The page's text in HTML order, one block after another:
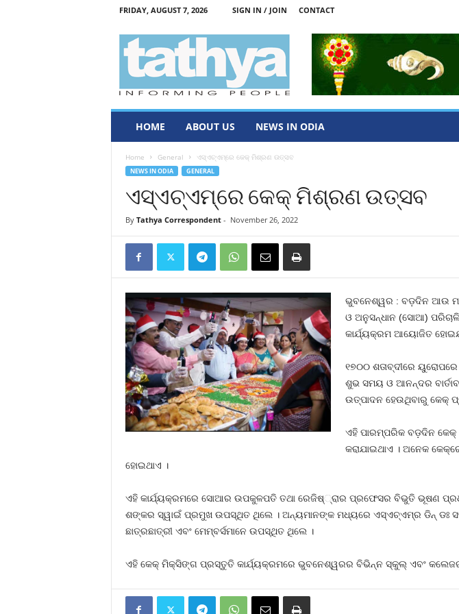
FRIDAY, AUGUST 7, 2026 SIGN IN / JOIN CONTACT
HOME ABOUT US NEWS IN ODIA
Home General ଏସ୍‌ଏଚ୍‌ଏମ୍‌ରେ କେକ୍ ମିଶ୍ରଣ ଉତ୍ସବ
NEWS IN ODIA GENERAL
ଏସ୍‌ଏଚ୍‌ଏମ୍‌ରେ କେକ୍ ମିଶ୍ରଣ ଉତ୍ସବ
By Tathya Correspondent- November 26, 2022
ଭୁବନେଶ୍ୱର : ବଡ଼ଦିନ ଆଉ
ଓ ଅନୁସନ୍ଧାନ (ସୋଆ)
କାର୍ଯ୍ୟକ୍ରମ ଆୟୋଜିତ
୧୭୦୦ ଶତାବ୍ଦୀରେ
ଶୁଭ ସମୟ ଓ ଆନନ୍ଦର
ଉତ୍ପାଦନ ହେଉଥିବାରୁ କେକ୍
ଏହି ପାରମ୍ପରିକ ବଡ଼ଦିନ
କରାଯାଇଥାଏ । ଅନେକ
ହୋଇଥାଏ ।
ଏହି କାର୍ଯ୍ୟକ୍ରମରେ ସୋଆର ଉପକୁଳପତି ତଥା ରେଜିଷ୍‌୍ରାର ପ୍ରଫେସର ବିଭୁତି ଭୂଷଣ
ଶଙ୍କର ସ୍ୱାଇଁ ପ୍ରମୁଖ ଉପସ୍ଥିତ ଥିଲେ । ଅନ୍ୟମାନଙ୍କ ମଧ୍ୟରେ ଏସ୍‌ଏଚ୍‌ଏମ୍‌ର ଡିନ୍ ଡଃ
ଛାତ୍ରଛାତ୍ରୀ ଏବଂ ମେମ୍ବର୍ସମାନେ ଉପସ୍ଥିତ ଥିଲେ ।
ଏହି କେକ୍ ମିକ୍ସିଙ୍ଗ ପ୍ରସ୍ତୁତି କାର୍ଯ୍ୟକ୍ରମରେ ଭୁବନେଶ୍ୱରର ବିଭିନ୍ନ ସ୍କୁଲ୍ ଏବଂ କଲେଜର